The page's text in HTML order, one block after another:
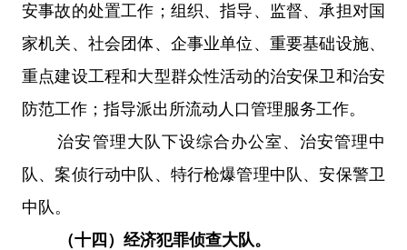
安事故的处置工作；组织、指导、监督、承担对国
家机关、社会团体、企事业单位、重要基础设施、
重点建设工程和大型群众性活动的治安保卫和治安
防范工作；指导派出所流动人口管理服务工作。
治安管理大队下设综合办公室、治安管理中
队、案侦行动中队、特行枪爆管理中队、安保警卫
中队。
（十四）经济犯罪侦查大队。